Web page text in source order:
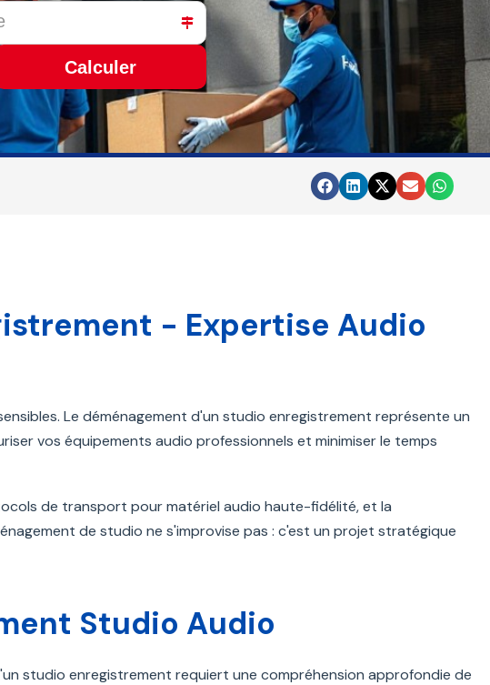
Calculer
- Expertise Audio
Le déménagement d'un studio enregistrement représente un
vos équipements audio professionnels et minimiser le temps
de transport pour matériel audio haute-fidélité, et la
de studio ne s'improvise pas : c'est un projet stratégique
Studio Audio
studio enregistrement requiert une compréhension approfondie de